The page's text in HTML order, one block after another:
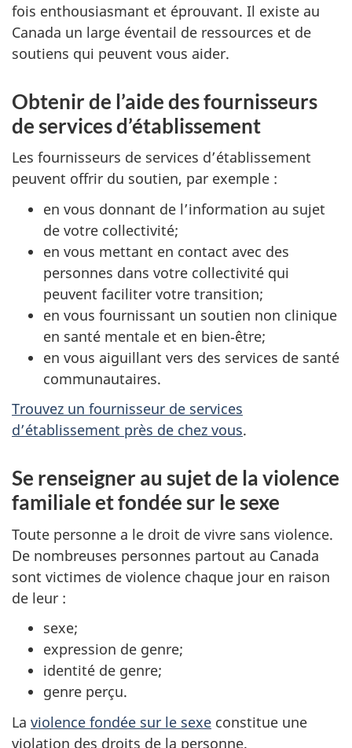
fois enthousiasmant et éprouvant. Il existe au
Canada un large éventail de ressources et de
soutiens qui peuvent vous aider.
Obtenir de l’aide des fournisseurs
de services d’établissement
Les fournisseurs de services d’établissement
peuvent offrir du soutien, par exemple :
en vous donnant de l’information au sujet
de votre collectivité;
en vous mettant en contact avec des
personnes dans votre collectivité qui
peuvent faciliter votre transition;
en vous fournissant un soutien non clinique
en santé mentale et en bien‑être;
en vous aiguillant vers des services de santé
communautaires.
Trouvez un fournisseur de services
d’établissement près de chez vous.
Se renseigner au sujet de la violence
familiale et fondée sur le sexe
Toute personne a le droit de vivre sans violence.
De nombreuses personnes partout au Canada
sont victimes de violence chaque jour en raison
de leur :
sexe;
expression de genre;
identité de genre;
genre perçu.
La violence fondée sur le sexe constitue une
violation des droits de la personne.